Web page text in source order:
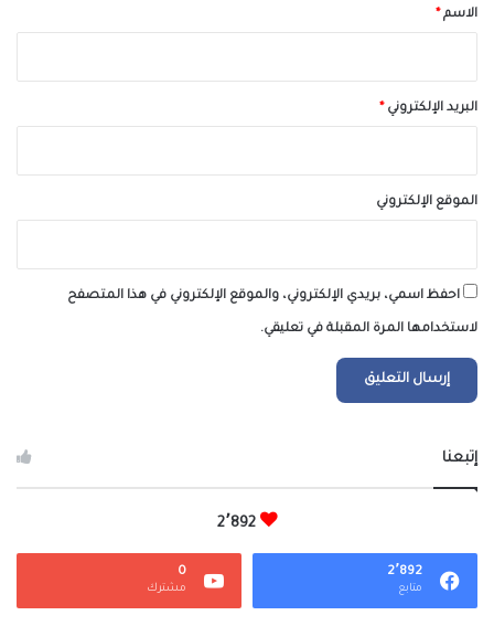
*الاسم *
البريد الإلكتروني *
الموقع الإلكتروني
احفظ اسمي، بريدي الإلكتروني، والموقع الإلكتروني في هذا المتصفح
لاستخدامها المرة المقبلة في تعليقي.
إتبعنا
2٬892
2٬892
متابع
0
مشترك